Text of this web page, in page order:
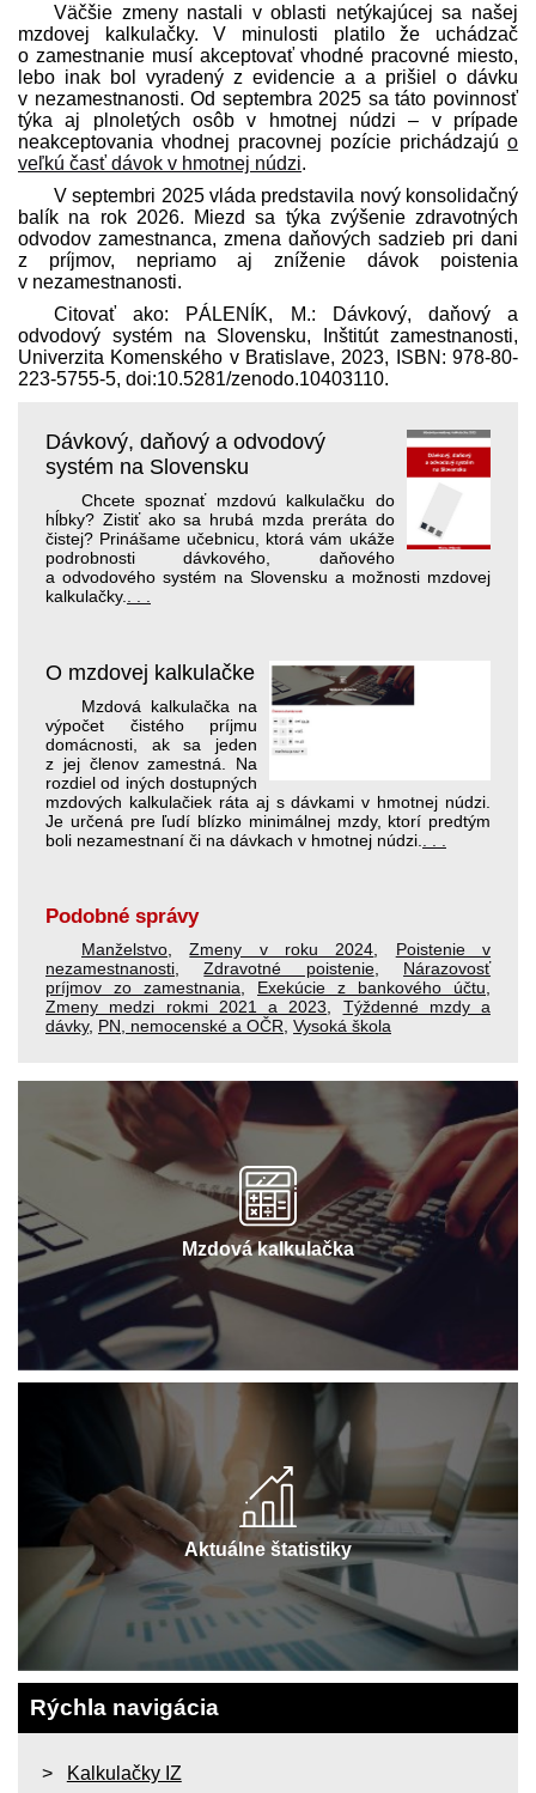
Väčšie zmeny nastali v oblasti netýkajúcej sa našej
mzdovej kalkulačky. V minulosti platilo že uchádzač
o zamestnanie musí akceptovať vhodné pracovné miesto,
lebo inak bol vyradený z evidencie a a prišiel o dávku
v nezamestnanosti. Od septembra 2025 sa táto povinnosť
týka aj plnoletých osôb v hmotnej núdzi – v prípade
neakceptovania vhodnej pracovnej pozície prichádzajú o
veľkú časť dávok v hmotnej núdzi.
V septembri 2025 vláda pred­stavila nový konsolidačný
balík na rok 2026. Miezd sa týka zvýšenie zdravotných
odvodov zamestnanca, zmena daňových sadzieb pri dani
z príjmov, nepriamo aj zníženie dávok poistenia
v nezamestnanosti.
Citovať ako: PÁLENÍK, M.: Dávkový, daňový a
odvodový systém na Slovensku, Inštitút zamestnanosti,
Univerzita Komenského v Bratislave, 2023, ISBN: 978-80-
223-5755-5, doi:10.5281/​zenodo.10403110.
Dávkový, daňový a odvodový
systém na Slovensku
Chcete spoznať mzdovú kalkulačku do
hĺbky? Zistiť ako sa hrubá mzda preráta do
čistej? Prinášame učebnicu, ktorá vám ukáže
podrobnosti dávkového, daňového
a odvodového systém na Slovensku a možnosti mzdovej
kalkulačky.
O mzdovej kalkulačke
Mzdová kalkulačka na
výpočet čistého príjmu
domácnosti, ak sa jeden
z jej členov zamestná. Na
rozdiel od iných dostupných
mzdových kalkulačiek ráta aj s dávkami v hmotnej núdzi.
Je určená pre ľudí blízko minimálnej mzdy, ktorí pred­tým
boli nezamestnaní či na dávkach v hmotnej núdzi.
Podobné správy
Manželstvo ,Zmeny v roku 2024
Poistenie v
nezamestnanosti ,Zdravotné poistenie, Nárazovosť
príjmov zo zamestnania
Exekúcie z bankového účtu
Zmeny medzi rokmi 2021 a 2023
Týždenné mzdy a
dávky, PN, nemocenské a OČR Vysoká škola
Mzdová kalkulačka
Aktuálne štatistiky
Rýchla navigácia
Kalkulačky IZ